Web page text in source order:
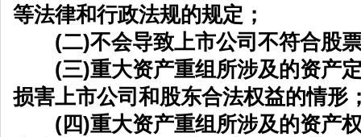
等法律和行政法规的规定；
(二)不会导致上市公司不符合股
(三)重大资产重组所涉及的资产定
损害上市公司和股东合法权益的情形
(四)重大资产重组所涉及的资产权